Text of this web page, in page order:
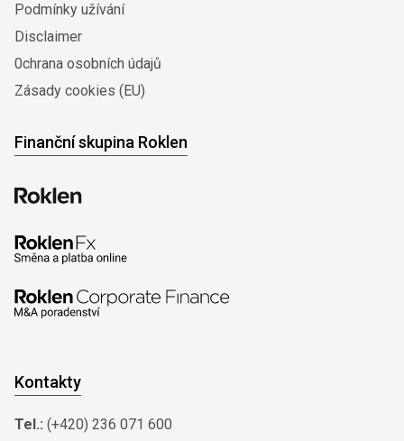
Podmínky užívání
Disclaimer
0chrana osobních údajů
Zásady cookies (EU)
Finanční skupina Roklen
Kontakty
Tel.: (+420) 236 071 600